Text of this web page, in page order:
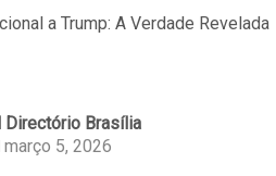
Directório Brasília
março 5, 2026